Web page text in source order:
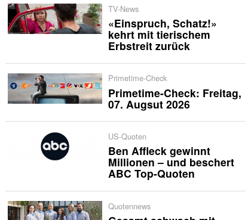
TV-News
«Einspruch, Schatz!»
kehrt mit tierischem
Erbstreit zurück
Primetime-Check
Primetime-Check: Freitag,
07. Augsut 2026
US-Quoten
Ben Affleck gewinnt
Millionen – und beschert
ABC Top-Quoten
Quotennews